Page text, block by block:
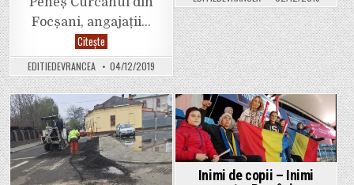
Focșani, angajații…
CiteșteULTIMA
ORĂ:
ENET
s-
a
apucat
de
pus
pavele,
dacă
tot
pierde
clienți
la
EDITIEDEVRANCEA 04/12/2019
în
dar
la
Odobești
de
liberalul
Mihai
Sorin
Opriș
echipa
sa
Posted
in
Posted
in
Inimi de copii – Inimi